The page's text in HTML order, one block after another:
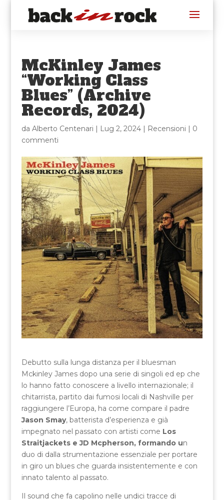
McKinley James
“Working Class
Blues” (Archive
Records, 2024)
da Alberto Centenari | Lug 2, 2024| Recensioni | 0
commenti
Debutto sulla lunga distanza per il bluesman
Mckinley James dopo una serie di singoli ed ep che
lo hanno fatto conoscere a livello internazionale; il
chitarrista, partito dai fumosi locali di Nashville per
raggiungere l’Europa, ha come compare il padre
Jason Smay, batterista d’esperienza e già
impegnato nel passato con artisti come Los
Straitjackets e JD Mcpherson, formando un
duo di dalla strumentazione essenziale per portare
in giro un blues che guarda insistentemente e con
innato talento al passato.
Il sound che fa capolino nelle undici tracce di